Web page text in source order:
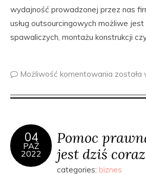
wydajność prowadzonej przez nas
usług outsourcingowych możliwe jest
spawaliczych, montażu konstrukcji
Możliwość komentowania została
04
PAŹ
2022
Pomoc
jest dziś
categories: biznes